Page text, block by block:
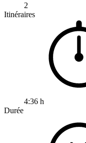
2
Itinéraires
4:36 h
Durée